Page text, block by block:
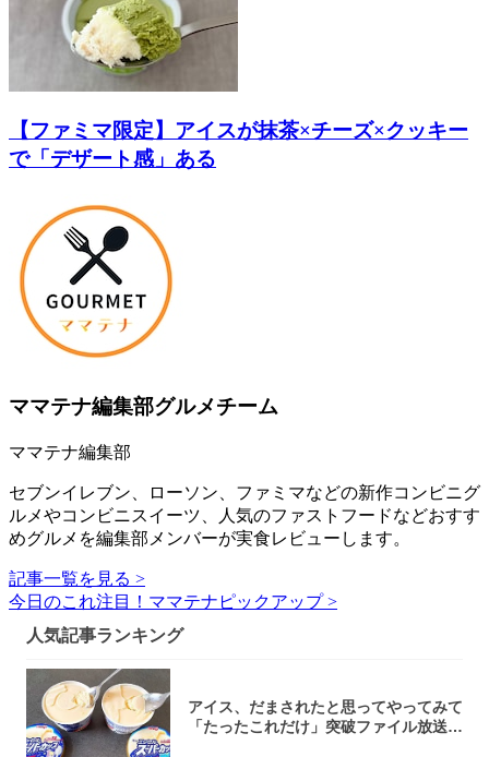
【ファミマ限定】アイスが抹茶×チーズ×クッキー
で「デザート感」ある
ママテナ編集部グルメチーム
ママテナ編集部
セブンイレブン、ローソン、ファミマなどの新作コンビニグ
ルメやコンビニスイーツ、人気のファストフードなどおすす
めグルメを編集部メンバーが実食レビューします。
記事一覧を見る >
今日のこれ注目！ママテナピックアップ >
人気記事ランキング
アイス、だまされたと思ってやってみて
「たったこれだけ」突破ファイル放送で